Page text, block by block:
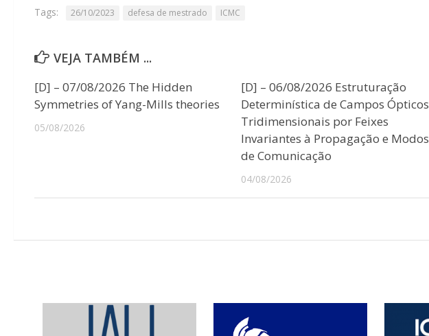
Tags: 26/10/2023 defesa de mestrado ICMC
VEJA TAMBÉM ...
[D] – 07/08/2026 The Hidden
Symmetries of Yang-Mills theories
05/08/2026
[D] – 06/08/2026 Estruturação
Determinística de Campos Ópticos
Tridimensionais por Feixes
Invariantes à Propagação e Modos
de Comunicação
04/08/2026